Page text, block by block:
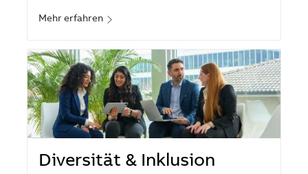
Mehr erfahren
Diversität & Inklusion